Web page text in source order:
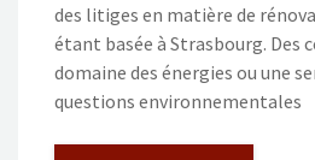
des litiges en matière de
étant basée à Strasbourg. Des
domaine des énergies ou une
questions environnementales